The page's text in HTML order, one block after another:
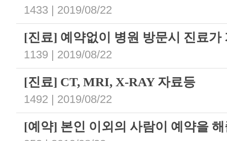
1433 | 2019/08/22
[진료] 예약없이 병원 방문시 진료가
1139 | 2019/08/22
[진료] CT, MRI, X-RAY 자료등
1492 | 2019/08/22
[예약] 본인 이외의 사람이 예약을